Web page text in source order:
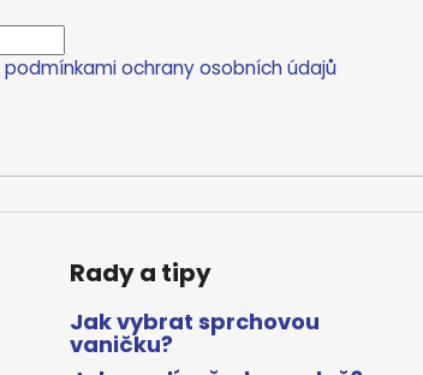
podmínkami ochrany osobních údajů
Rady a tipy
Jak vybrat sprchovou
vaničku?